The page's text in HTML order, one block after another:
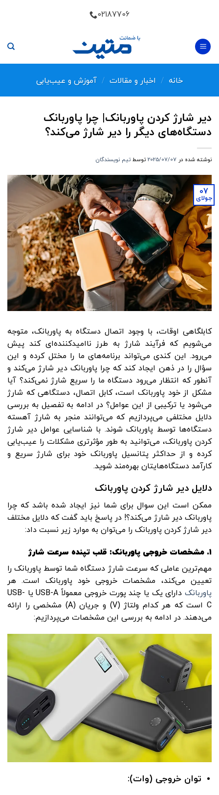
02187706
خانه / اخبار و مقالات / آموزش و عیب‌یابی
دیر شارژ کردن پاوربانک| چرا پاوربانک
دستگاه‌های دیگر را دیر شارژ می‌کند؟
نوشته شده در 2025/07/07 توسط تیم نویسندگان
07
جولای
کابلگاهی اوقات، با وجود اتصال دستگاه به پاوربانک، متوجه
می‌شویم که فرآیند شارژ به طرز ناامیدکننده‌ای کند پیش
می‌رود. این کندی می‌تواند برنامه‌های ما را مختل کرده و این
سؤال را در ذهن ایجاد کند که چرا پاوربانک دیر شارژ می‌کند و
آنطور که انتظار می‌رود دستگاه ما را سریع شارژ نمی‌کند؟ آیا
مشکل از خود پاوربانک است، کابل اتصال، دستگاهی که شارژ
می‌شود یا ترکیبی از این عوامل؟ در ادامه به تفصیل به بررسی
دلایل مختلفی می‌پردازیم که می‌توانند منجر به شارژ آهسته
دستگاه‌ها توسط پاوربانک شوند. با شناسایی عوامل دیر شارژ
کردن پاوربانک، می‌توانید به طور مؤثرتری مشکلات را عیب‌یابی
کرده و از حداکثر پتانسیل پاوربانک خود برای شارژ سریع و
کارآمد دستگاه‌هایتان بهره‌مند شوید.
دلایل دیر شارژ کردن پاوربانک
ممکن است این سوال برای شما نیز ایجاد شده باشد که چرا
پاوربانک دیر شارژ می‌کند؟! در پاسخ باید گفت که دلایل مختلف
دیر شارژ کردن پاوربانک را می‌توان به موارد زیر نسبت داد:
1. مشخصات خروجی پاوربانک: قلب تپنده سرعت شارژ
مهم‌ترین عاملی که سرعت شارژ دستگاه شما توسط پاوربانک را
تعیین می‌کند، مشخصات خروجی خود پاوربانک است. هر
پاوربانک
دارای یک یا چند پورت خروجی معمولاً USB-A یا USB-
C است که هر کدام ولتاژ (V) و جریان (A) مشخصی را ارائه
می‌دهند. در ادامه به بررسی این مشخصات می‌پردازیم:
توان خروجی (وات):